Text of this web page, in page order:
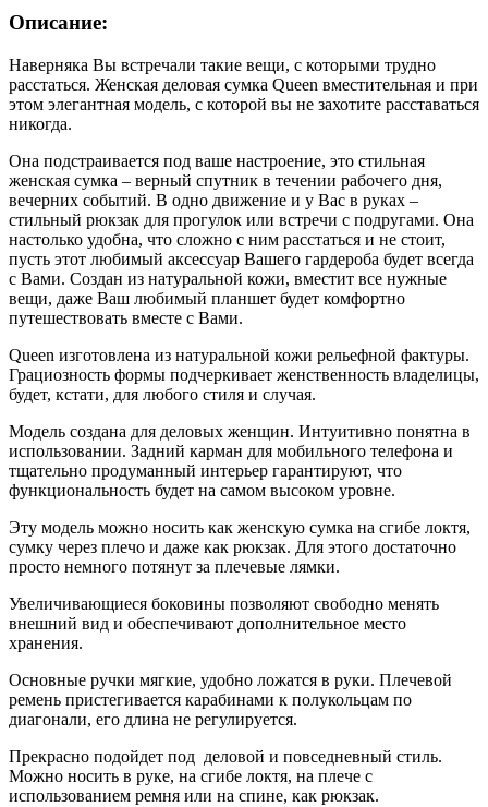
Описание:
Наверняка Вы встречали такие вещи, с которыми трудно
расстаться. Женская деловая сумка Queen вместительная и при
этом элегантная модель, с которой вы не захотите расставаться
никогда.
Она подстраивается под ваше настроение, это стильная
женская сумка – верный спутник в течении рабочего дня,
вечерних событий. В одно движение и у Вас в руках –
стильный рюкзак для прогулок или встречи с подругами. Она
настолько удобна, что сложно с ним расстаться и не стоит,
пусть этот любимый аксессуар Вашего гардероба будет всегда
с Вами. Создан из натуральной кожи, вместит все нужные
вещи, даже Ваш любимый планшет будет комфортно
путешествовать вместе с Вами.
Queen изготовлена из натуральной кожи рельефной фактуры.
Грациозность формы подчеркивает женственность владелицы,
будет, кстати, для любого стиля и случая.
Модель создана для деловых женщин. Интуитивно понятна в
использовании. Задний карман для мобильного телефона и
тщательно продуманный интерьер гарантируют, что
функциональность будет на самом высоком уровне.
Эту модель можно носить как женскую сумка на сгибе локтя,
сумку через плечо и даже как рюкзак. Для этого достаточно
просто немного потянут за плечевые лямки.
Увеличивающиеся боковины позволяют свободно менять
внешний вид и обеспечивают дополнительное место
хранения.
Основные ручки мягкие, удобно ложатся в руки. Плечевой
ремень пристегивается карабинами к полукольцам по
диагонали, его длина не регулируется.
Прекрасно подойдет под деловой и повседневный стиль.
Можно носить в руке, на сгибе локтя, на плече с
использованием ремня или на спине, как рюкзак.